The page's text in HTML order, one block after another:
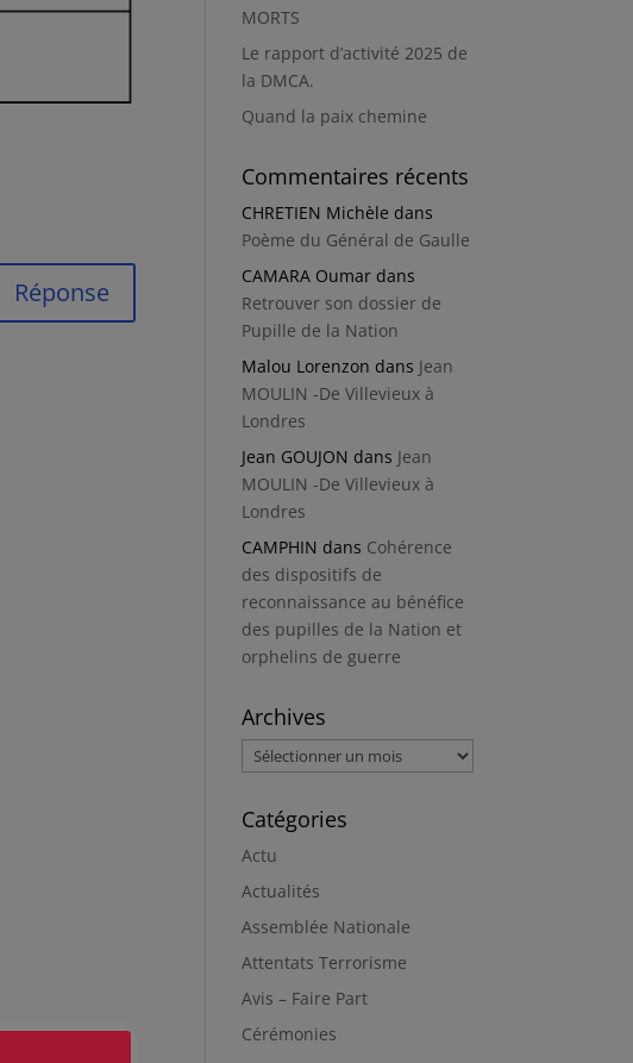
Réponse
MORTS
Le rapport d’activité 2025 de
la DMCA.
Quand la paix chemine
Commentaires récents
CHRETIEN Michèle dans
Poème du Général de Gaulle
CAMARA Oumar dans
Retrouver son dossier de
Pupille de la Nation
Malou Lorenzon dans Jean
MOULIN -De Villevieux à
Londres
Jean GOUJON dans Jean
MOULIN -De Villevieux à
Londres
CAMPHIN dans Cohérence
des dispositifs de
reconnaissance au bénéfice
des pupilles de la Nation et
orphelins de guerre
Archives
Archives
Catégories
Actu
Actualités
Assemblée Nationale
Attentats Terrorisme
Avis – Faire Part
Cérémonies